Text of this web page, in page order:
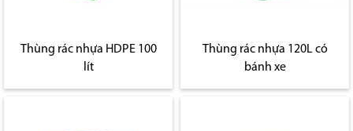
Thùng rác nhựa HDPE 100
lít
Thùng rác nhựa 120L có
bánh xe